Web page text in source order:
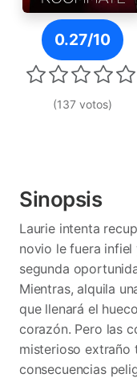
Póster de Una
0.27/10
(137 votos)
Sinopsis
Laurie intenta
novio le fuera infiel
segunda
Mientras, alquila
que llenará el
corazón. Pero las
misterioso extraño
consecuencias